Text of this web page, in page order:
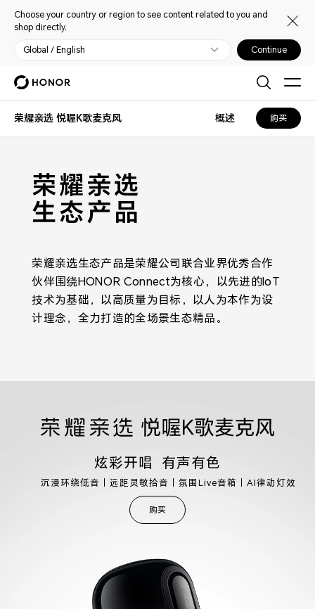
Choose your country or region to see content related to you and
shop directly.
Global / English Continue
荣耀亲选 悦喔K歌麦克风 概述 购买
荣耀亲选
生态产品
荣耀亲选生态产品是荣耀公司联合业界优秀合作
伙伴围绕HONOR Connect为核心，以先进的IoT
技术为基础，以高质量为目标，以人为本作为设
计理念，全力打造的全场景生态精品。
炫彩开唱 有声有色
沉浸环绕低音｜远距灵敏拾音｜氛围Live音箱｜AI律动灯效
购买